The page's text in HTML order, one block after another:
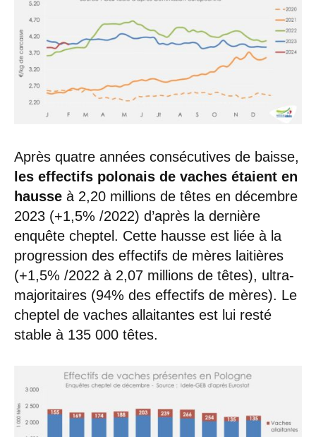
Après quatre années consécutives de baisse,
les effectifs polonais de vaches étaient en
hausse à 2,20 millions de têtes en décembre
2023 (+1,5% /2022) d’après la dernière
enquête cheptel. Cette hausse est liée à la
progression des effectifs de mères laitières
(+1,5% /2022 à 2,07 millions de têtes), ultra-
majoritaires (94% des effectifs de mères). Le
cheptel de vaches allaitantes est lui resté
stable à 135 000 têtes.